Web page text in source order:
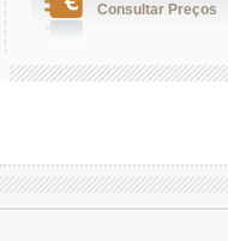
Consultar Preços